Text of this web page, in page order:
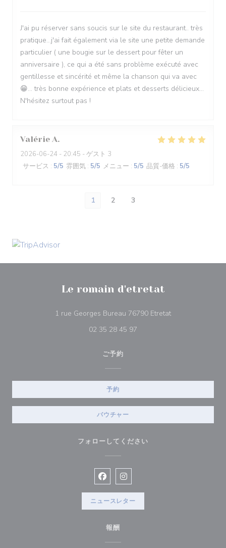
J'ai pu réserver sans soucis sur le site du restaurant.. très
pratique...j'ai fait également via le site une petite demande
particulier ( une bougie sur le dessert pour fêter un
anniversaire ), ce qui a été sans problème exécuté avec
gentillesse et sincérité et même la chanson qui va avec
😁... très bonne expérience et plats et desserts délicieux...
N'hésitez surtout pas !
Valérie A
2026-06-24 - 20:45 - ゲスト 3
サービス : 5/5 雰囲気 : 5/5 メニュー : 5/5 品質-価格 : 5/5
1 2 3
Le romain d'etretat
1 rue Georges Bureau 76790 Etretat((新しいウィン
02 35 28 45 97
ご予約
予約
バウチャー
フォローしてください
Facebook ((新しいウィンドウで
Instagram ((新しいウィンド
ニュースレター
報酬